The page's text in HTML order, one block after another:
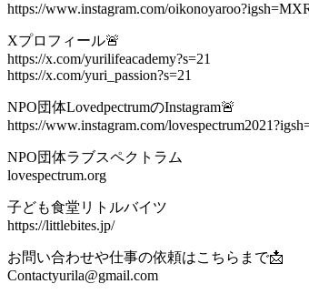
https://www.instagram.com/
Xプロフィール🚨
https://x.com/yurilifeacademy?s=21
https://x.com/yuri_passion?s=21
NPO団体LovedpectrumのInstagram🚨
https://www.instagram.com/
NPO団体ラブスペクトラム
lovespectrum.org
子ども食堂リトルバイツ
https://littlebites.jp/
お問い合わせや仕事の依頼はこちらまで📩
Contactyurila@gmail.com